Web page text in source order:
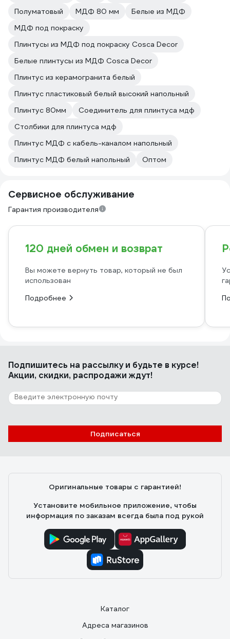
Полуматовый
МДФ 80 мм
Белые из МДФ
МДФ под покраску
Плинтусы из МДФ под покраску Cosca Decor
Белые плинтусы из МДФ Cosca Decor
Плинтус из керамогранита белый
Плинтус пластиковый белый высокий напольный
Плинтус 80мм
Соединитель для плинтуса мдф
Столбики для плинтуса мдф
Плинтус МДФ с кабель-каналом напольный
Плинтус МДФ белый напольный
Оптом
Сервисное обслуживание
Гарантия производителя
120 дней обмен и возврат
Вы можете вернуть товар, который не был
использован
Подробнее
Подпишитесь на рассылкуи будьте в курсе!
Акции, скидки, распродажи ждут!
Подписаться
Оригинальные товары с гарантией!
Установите мобильное приложение, чтобы
информация по заказам всегда была под рукой
Каталог
Адреса магазинов